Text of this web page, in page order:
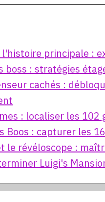
l'histoire principale :
boss : stratégies
cachés :
: localiser les 102
Boos : capturer les
le révéloscope :
Luigi's